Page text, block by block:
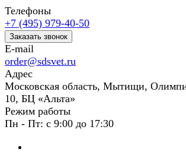
Телефоны
+7 (495) 979-40-50
Заказать звонок
E-mail
order@sdsvet.ru
Адрес
Московская область, Мытищи,
10, БЦ «Альта»
Режим работы
Пн - Пт: с 9:00 до 17:30